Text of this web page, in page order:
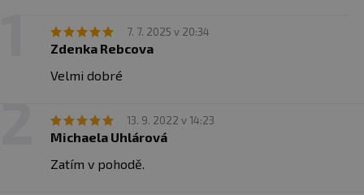
7. 7. 2025 v 20:34
Zdenka Rebcova
Velmi dobré
13. 9. 2022 v 14:23
Michaela Uhlárová
Zatím v pohodě.